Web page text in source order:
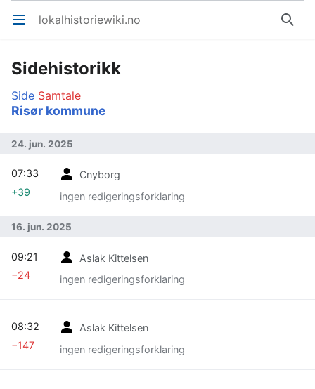
Åpne hovedmenyen lokalhistoriewiki.no Søk
Sidehistorikk
Side Samtale
Risør kommune
24. jun. 2025
Cnyborg
ingen redigeringsforklaring
07:33
+39
16. jun. 2025
Aslak Kittelsen
ingen redigeringsforklaring
09:21
−24
Aslak Kittelsen
ingen redigeringsforklaring
08:32
−147